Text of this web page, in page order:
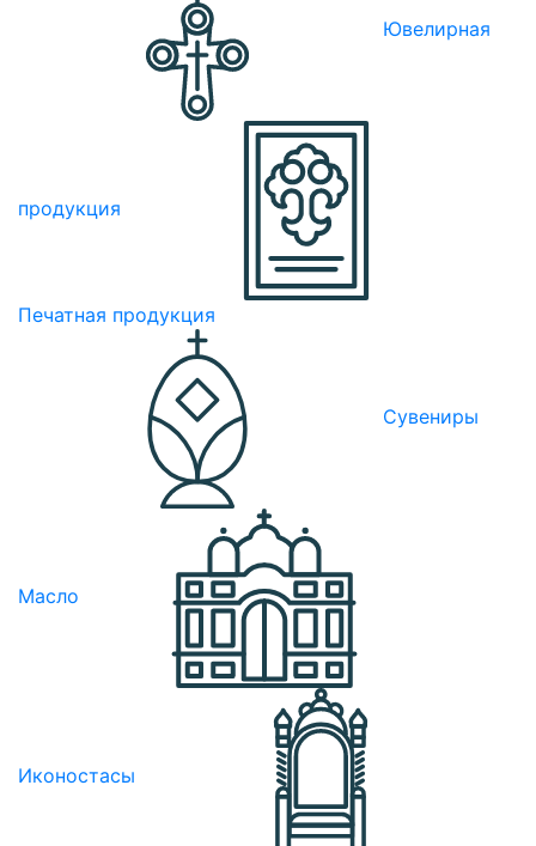
Ювелирная
продукция
Печатная продукция
Сувениры
Масло
Иконостасы